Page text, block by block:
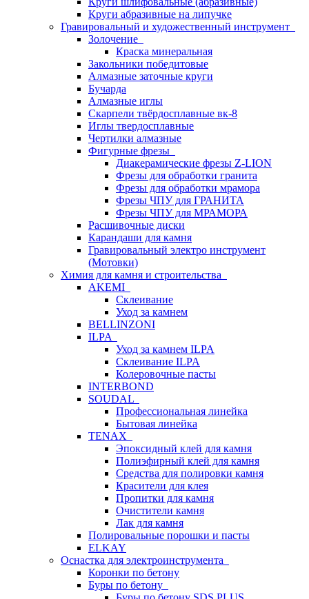
Круги абразивные на липучке
Гравировальный и художественный инструмент
Золочение
Краска минеральная
Закольники победитовые
Алмазные заточные круги
Бучарда
Алмазные иглы
Скарпели твёрдосплавные вк-8
Иглы твердосплавные
Чертилки алмазные
Фигурные фрезы
Диакерамические фрезы Z-LION
Фрезы для обработки гранита
Фрезы для обработки мрамора
Фрезы ЧПУ для ГРАНИТА
Фрезы ЧПУ для МРАМОРА
Расшивочные диски
Карандаши для камня
Гравировальный электро инструмент
(Мотовки)
Химия для камня и строительства
AKEMI
Склеивание
Уход за камнем
BELLINZONI
ILPA
Уход за камнем ILPA
Склеивание ILPA
Колеровочные пасты
INTERBOND
SOUDAL
Профессиональная линейка
Бытовая линейка
TENAX
Эпоксидный клей для камня
Полиэфирный клей для камня
Средства для полировки камня
Красители для клея
Пропитки для камня
Очистители камня
Лак для камня
Полировальные порошки и пасты
ELKAY
Оснастка для электроинструмента
Коронки по бетону
Буры по бетону